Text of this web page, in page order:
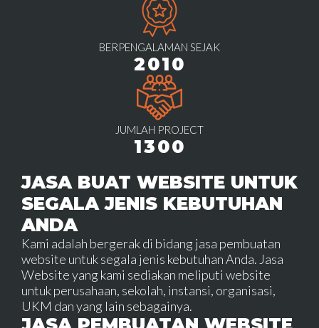
BERPENGALAMAN SEJAK
2010
JUMLAH PROJECT
1300
JASA BUAT WEBSITE UNTUK
SEGALA JENIS KEBUTUHAN
ANDA
Kami adalah bergerak di bidang jasa pembuatan
website untuk segala jenis kebutuhan Anda. Jasa
Website yang kami sediakan meliputi website
untuk perusahaan, sekolah, instansi, organisasi,
UKM dan yang lain sebagainya.